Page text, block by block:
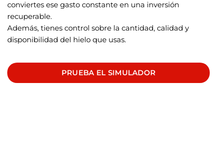
conviertes ese gasto constante en una inversión
recuperable.
Además, tienes control sobre la cantidad, calidad y
disponibilidad del hielo que usas.
PRUEBA EL SIMULADOR